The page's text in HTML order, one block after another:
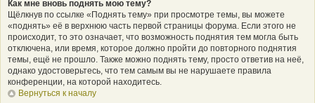
Как мне вновь поднять мою тему?
Щёлкнув по ссылке «Поднять тему» при просмотре темы, вы можете
«поднять» её в верхнюю часть первой страницы форума. Если этого не
происходит, то это означает, что возможность поднятия тем могла быть
отключена, или время, которое должно пройти до повторного поднятия
темы, ещё не прошло. Также можно поднять тему, просто ответив на неё,
однако удостоверьтесь, что тем самым вы не нарушаете правила
конференции, на которой находитесь.
Вернуться к началу